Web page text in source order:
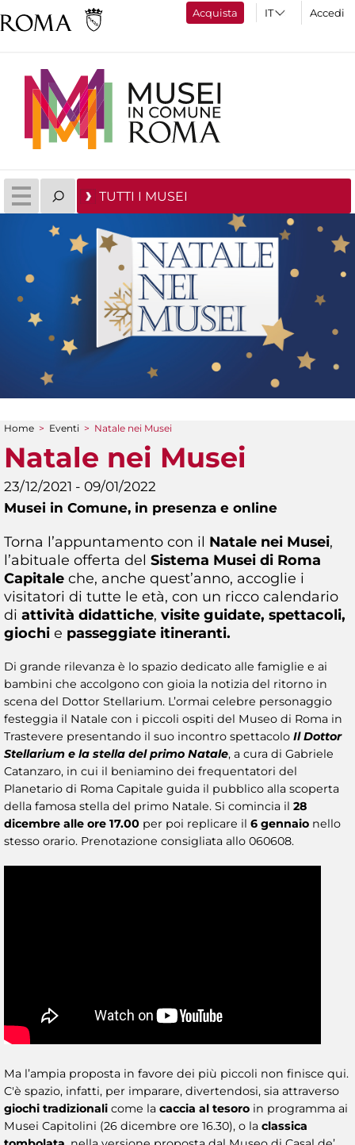
Acquista Accedi
TUTTI I MUSEI
Tu sei qui
Home > Eventi > Natale nei Musei
Natale nei Musei
23/12/2021 - 09/01/2022
Musei in Comune, in presenza e online
Torna l’appuntamento con il Natale nei Musei,
l’abituale offerta del Sistema Musei di Roma
Capitale che, anche quest’anno, accoglie i
visitatori di tutte le età, con un ricco calendario
di attività didattiche, visite guidate, spettacoli,
giochi e passeggiate itineranti.
Di grande rilevanza è lo spazio dedicato alle famiglie e ai
bambini che accolgono con gioia la notizia del ritorno in
scena del Dottor Stellarium. L’ormai celebre personaggio
festeggia il Natale con i piccoli ospiti del Museo di Roma in
Trastevere presentando il suo incontro spettacolo Il Dottor
Stellarium e la stella del primo Natale, a cura di Gabriele
Catanzaro, in cui il beniamino dei frequentatori del
Planetario di Roma Capitale guida il pubblico alla scoperta
della famosa stella del primo Natale. Si comincia il 28
dicembre alle ore 17.00 per poi replicare il 6 gennaio nello
stesso orario. Prenotazione consigliata allo 060608.
Ma l’ampia proposta in favore dei più piccoli non finisce qui.
C'è spazio, infatti, per imparare, divertendosi, sia attraverso
giochi tradizionali come la caccia al tesoro in programma ai
Musei Capitolini (26 dicembre ore 16.30), o la classica